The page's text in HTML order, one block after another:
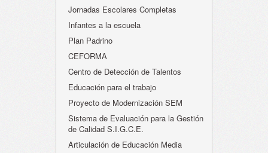
Jornadas Escolares Completas
Infantes a la escuela
Plan Padrino
CEFORMA
Centro de Detección de Talentos
Educación para el trabajo
Proyecto de Modernización SEM
Sistema de Evaluación para la Gestión
de Calidad S.I.G.C.E.
Articulación de Educación Media